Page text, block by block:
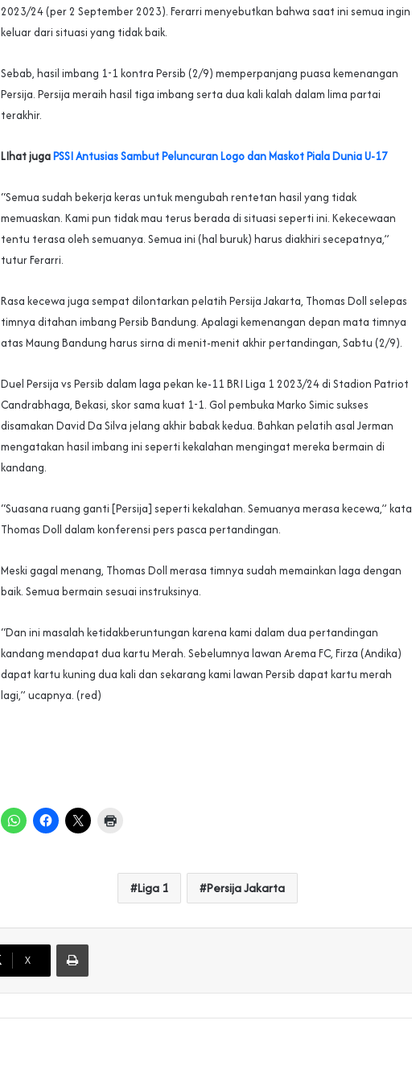
2023/24 (per 2 September 2023). Ferarri menyebutkan bahwa saat ini semua ingin
keluar dari situasi yang tidak baik.
Sebab, hasil imbang 1-1 kontra Persib (2/9) memperpanjang puasa kemenangan
Persija. Persija meraih hasil tiga imbang serta dua kali kalah dalam lima partai
terakhir.
LIhat jugaPSSI Antusias Sambut Peluncuran Logo dan Maskot Piala Dunia U-17
“Semua sudah bekerja keras untuk mengubah rentetan hasil yang tidak
memuaskan. Kami pun tidak mau terus berada di situasi seperti ini. Kekecewaan
tentu terasa oleh semuanya. Semua ini (hal buruk) harus diakhiri secepatnya,”
tutur Ferarri.
Rasa kecewa juga sempat dilontarkan pelatih Persija Jakarta, Thomas Doll selepas
timnya ditahan imbang Persib Bandung. Apalagi kemenangan depan mata timnya
atas Maung Bandung harus sirna di menit-menit akhir pertandingan, Sabtu (2/9).
Duel Persija vs Persib dalam laga pekan ke-11 BRI Liga 1 2023/24 di Stadion Patriot
Candrabhaga, Bekasi, skor sama kuat 1-1. Gol pembuka Marko Simic sukses
disamakan David Da Silva jelang akhir babak kedua. Bahkan pelatih asal Jerman
mengatakan hasil imbang ini seperti kekalahan mengingat mereka bermain di
kandang.
“Suasana ruang ganti [Persija] seperti kekalahan. Semuanya merasa kecewa,” kata
Thomas Doll dalam konferensi pers pasca pertandingan.
Meski gagal menang, Thomas Doll merasa timnya sudah memainkan laga dengan
baik. Semua bermain sesuai instruksinya.
“Dan ini masalah ketidakberuntungan karena kami dalam dua pertandingan
kandang mendapat dua kartu Merah. Sebelumnya lawan Arema FC, Firza (Andika)
dapat kartu kuning dua kali dan sekarang kami lawan Persib dapat kartu merah
lagi,” ucapnya. (red)
Liga 1 Persija Jakarta
X
Print